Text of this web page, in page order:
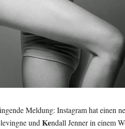
Meldung: Instagram hat einen
undKendall Jenner in einem